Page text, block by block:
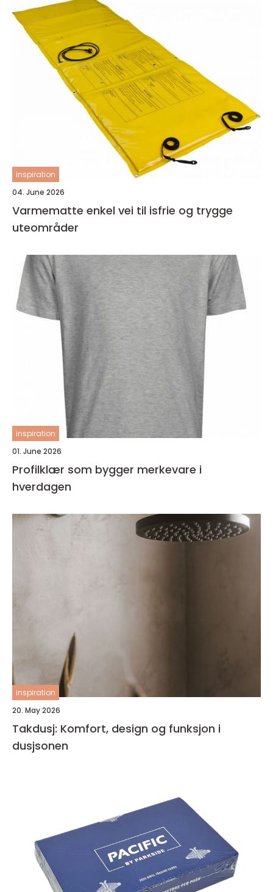
inspiration
04. June 2026
Varmematte enkel vei til isfrie og trygge
uteområder
inspiration
01. June 2026
Profilklær som bygger merkevare i
hverdagen
inspiration
20. May 2026
Takdusj: Komfort, design og funksjon i
dusjsonen